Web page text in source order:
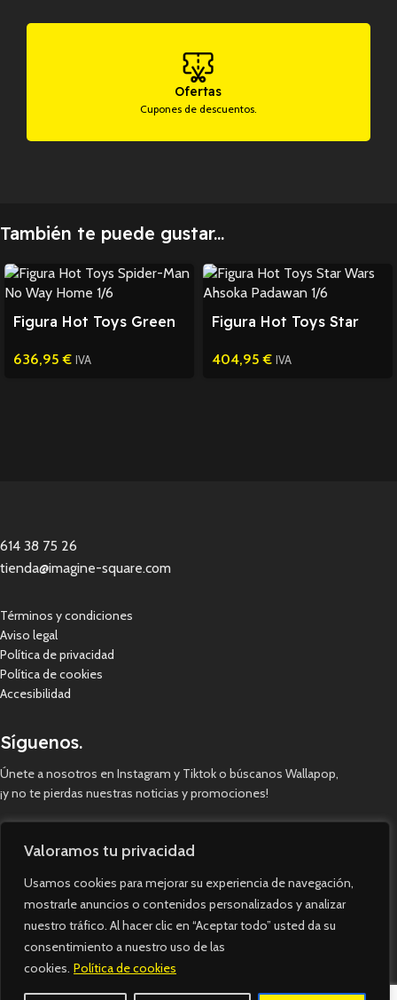
Valoramos tu privacidad
Usamos cookies para mejorar su experiencia de navegación,
mostrarle anuncios o contenidos personalizados y analizar
nuestro tráfico. Al hacer clic en “Aceptar todo” usted da su
consentimiento a nuestro uso de las
cookies. Política de cookies
Ofertas
Cupones de descuentos.
También te puede gustar...
Figura Hot Toys Green
636,95€ IVA
Figura Hot Toys Star
1/6
404,95€ IVA
614 38 75 26
tienda@imagine-square.com
Términos y condiciones
Aviso legal
Política de privacidad
Política de cookies
Accesibilidad
Síguenos.
Únete a nosotros en Instagram y Tiktok o búscanos Wallapop,
¡y no te pierdas nuestras noticias y promociones!